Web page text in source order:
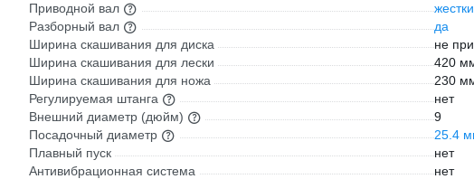
Приводной вал
Разборный вал
да
Ширина скашивания для диска
не
Ширина скашивания для лески
420
Ширина скашивания для ножа
230
Регулируемая штанга
нет
Внешний диаметр (дюйм)
9
Посадочный диаметр
25.4
Плавный пуск
нет
Антивибрационная система
нет